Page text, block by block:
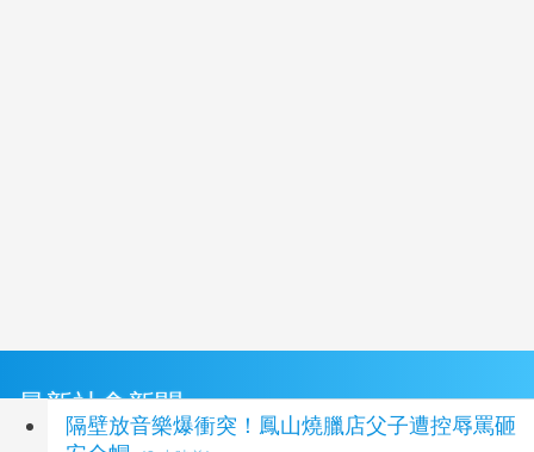
最新社會新聞
隔壁放音樂爆衝突！鳳山燒臘店父子遭控辱罵砸